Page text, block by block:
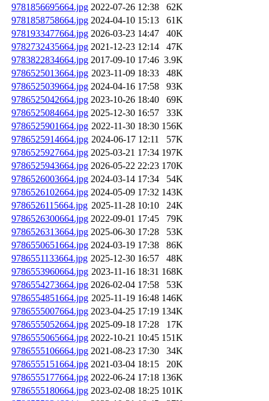
9781856695664.jpg 2022-07-26 12:38
62K
9781858758664.jpg 2024-04-10 15:13
61K
9781933477664.jpg 2026-03-23 14:47
40K
9782732435664.jpg 2021-12-23 12:14
47K
9783822834664.jpg 2017-09-10 17:46 3.9K
9786525013664.jpg 2023-11-09 18:33
48K
9786525039664.jpg 2024-04-16 17:58
93K
9786525042664.jpg 2023-10-26 18:40
69K
9786525084664.jpg 2025-12-30 16:57
33K
9786525901664.jpg 2022-11-30 18:30 156K
9786525914664.jpg 2024-06-17 12:11
57K
9786525927664.jpg 2025-03-21 17:34 197K
9786525943664.jpg 2026-05-22 22:23 170K
9786526003664.jpg 2024-03-14 17:34
54K
9786526102664.jpg 2024-05-09 17:32 143K
9786526115664.jpg 2025-11-28 10:10
24K
9786526300664.jpg 2022-09-01 17:45
79K
9786526313664.jpg 2025-06-30 17:28
53K
9786550651664.jpg 2024-03-19 17:38
86K
9786551133664.jpg 2025-12-30 16:57
48K
9786553960664.jpg 2023-11-16 18:31 168K
9786554273664.jpg 2026-02-04 17:58
53K
9786554851664.jpg 2025-11-19 16:48 146K
9786555007664.jpg 2023-04-25 17:19 134K
9786555052664.jpg 2025-09-18 17:28
17K
9786555065664.jpg 2022-10-21 10:45 151K
9786555106664.jpg 2021-08-23 17:30
34K
9786555151664.jpg 2021-03-04 18:15
20K
9786555177664.jpg 2022-06-24 17:18 136K
9786555180664.jpg 2023-02-08 18:25 101K